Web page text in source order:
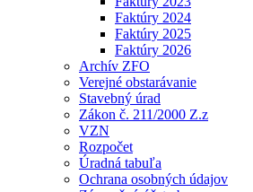
Faktúry 2024
Faktúry 2025
Faktúry 2026
Archív ZFO
Verejné obstarávanie
Stavebný úrad
Zákon č. 211/2000 Z.z
VZN
Rozpočet
Úradná tabuľa
Ochrana osobných údajov